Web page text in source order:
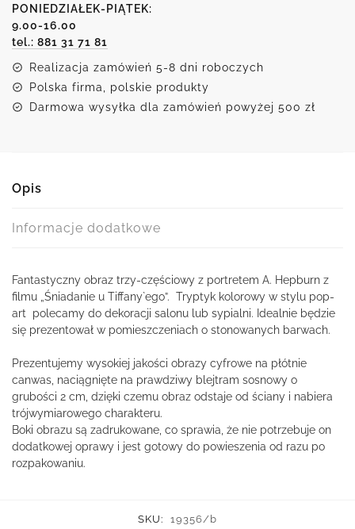
Hepburn
PONIEDZIAŁEK-PIĄTEK:
9.00-16.00
tel.: 881 31 71 81
Realizacja zamówień 5-8 dni roboczych
Polska firma, polskie produkty
Darmowa wysyłka dla zamówień powyżej 500 zł
Opis
Informacje dodatkowe
Fantastyczny obraz trzy-częściowy z portretem A. Hepburn z
filmu „Śniadanie u Tiffany`ego”. Tryptyk kolorowy w stylu pop-
art polecamy do dekoracji salonu lub sypialni. Idealnie będzie
się prezentował w pomieszczeniach o stonowanych barwach.
Prezentujemy wysokiej jakości obrazy cyfrowe na płótnie
canwas, naciągnięte na prawdziwy blejtram sosnowy o
grubości 2 cm, dzięki czemu obraz odstaje od ściany i nabiera
trójwymiarowego charakteru.
Boki obrazu są zadrukowane, co sprawia, że nie potrzebuje on
dodatkowej oprawy i jest gotowy do powieszenia od razu po
rozpakowaniu.
SKU:
19356/b